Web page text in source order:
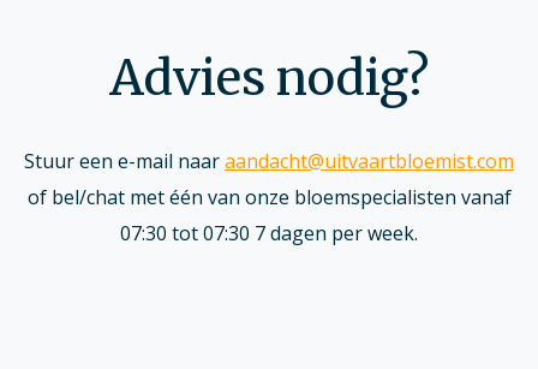
Advies nodig?
Stuur een e-mail naaraandacht@uitvaartbloemist.com
of bel/chat met één van onze bloemspecialisten vanaf
07:30 tot 07:30 7 dagen per week.